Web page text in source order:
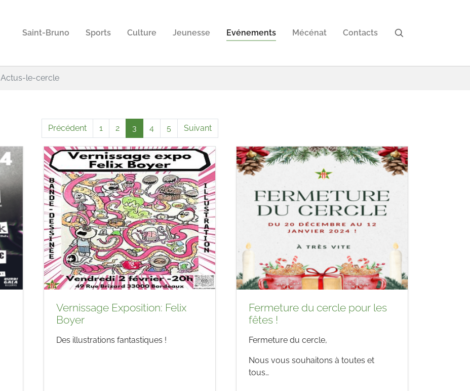
Saint-Bruno Sports Culture Jeunesse Evénements Mécénat Contacts
Actus-le-cercle
Précédent 1 2 3 4 5 Suivant
Vernissage Exposition: Felix
Boyer
Des illustrations fantastiques !
Fermeture du cercle pour les
fêtes !
Fermeture du cercle,
Nous vous souhaitons à toutes et
tous…